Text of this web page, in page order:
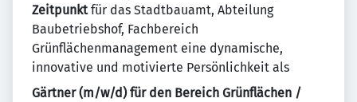
Zeitpunktfür das Stadtbauamt, Abteilung
Baubetriebshof, Fachbereich
Grünflächenmanagement eine dynamische,
innovative und motivierte Persönlichkeit als
Gärtner (m/w/d) für den Bereich Grünflächen /